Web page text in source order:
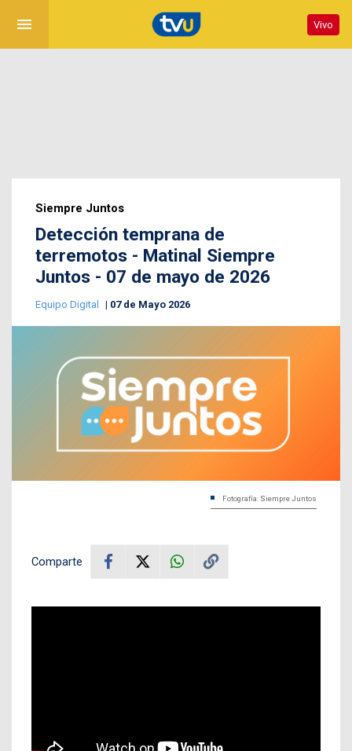
menu Vivo
Siempre Juntos
Detección temprana de
terremotos - Matinal Siempre
Juntos - 07 de mayo de 2026
Equipo Digital 07 de Mayo 2026
Fotografía: Siempre Juntos
Comparte